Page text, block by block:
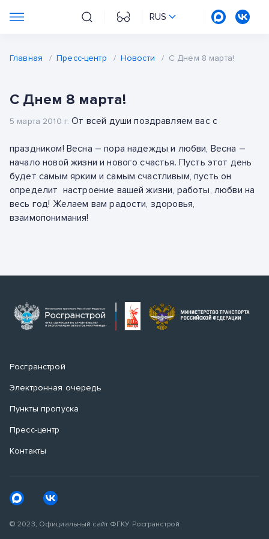
RUS
Главная / Пресс-центр / Новости / С Днем 8 марта!
С Днем 8 марта!
5 марта 2010 г. От всей души поздравляем вас с
праздником! Весна – пора надежды и любви, Весна –
начало новой жизни и нового счастья. Пусть этот день
будет самым ярким и самым счастливым, пусть он
определит настроение вашей жизни, работы, любви на
весь год! Желаем вам радости, здоровья,
взаимопонимания!
Росгранстрой
Электронная очередь
Пункты пропуска
Пресс-центр
Контакты
© 2023, Официальный сайт ФГКУ Росгранстрой